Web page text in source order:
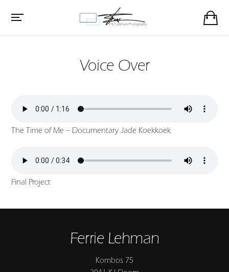
Voice Over
The Time of Me – Documentary Jade Koekkoek
Final Project
Ferrie Lehman
Kombos 75